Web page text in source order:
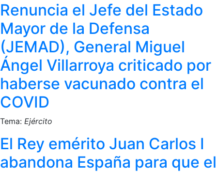
Renuncia el Jefe del Estado
Mayor de la Defensa
(JEMAD), General Miguel
Ángel Villarroya criticado por
haberse vacunado contra el
COVID
Tema: Ejército
El Rey emérito Juan Carlos I
abandona España para que el